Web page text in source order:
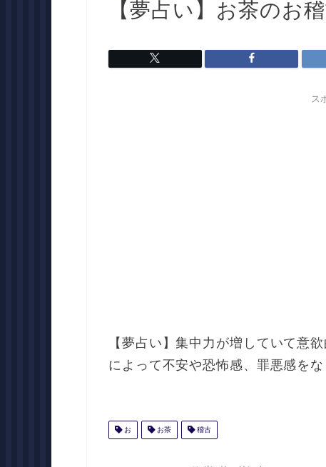
【夢占い】お茶のお
ス
【夢占い】集中力が増していて意
によって不安や恐怖感、罪悪感を
お お茶 稽古